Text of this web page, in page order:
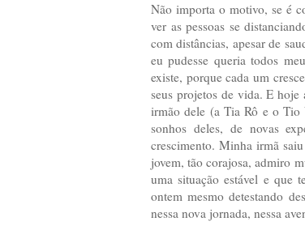
Não importa o motivo, se é
ver as pessoas se
com distâncias, apesar de
eu pudesse queria todos
existe, porque cada um
seus projetos de vida. E
irmão dele (a Tia Rô e o Tio
sonhos deles, de novas
crescimento. Minha irmã
jovem, tão corajosa, admiro
uma situação estável e que
ontem mesmo detestando
nessa nova jornada, nessa